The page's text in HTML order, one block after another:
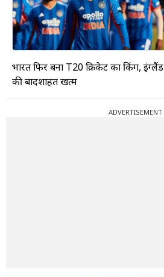
भारत फिर बना T20 क्रिकेट का किंग, इंग्लैंड
की बादशाहत खत्म
ADVERTISEMENT